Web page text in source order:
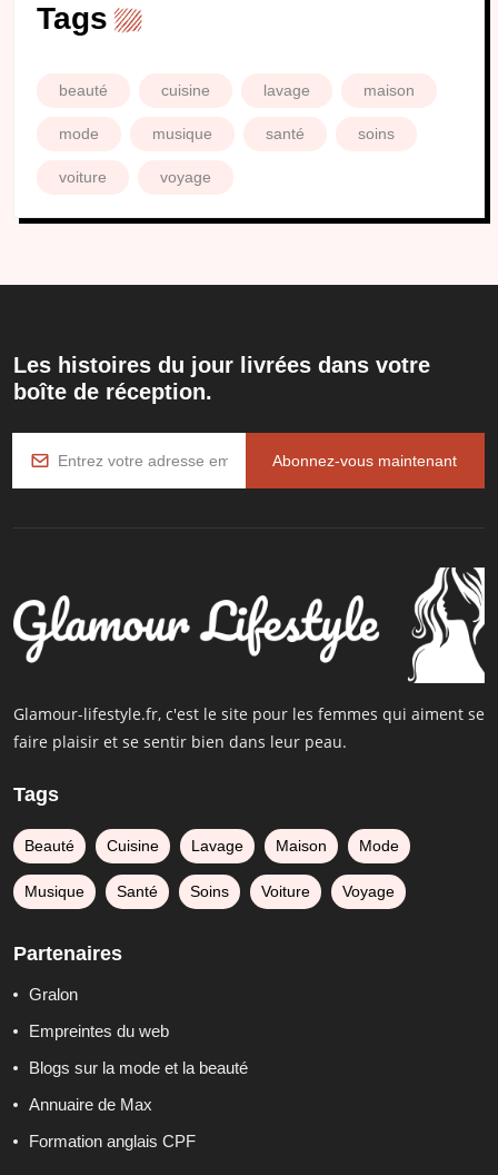
Tags
beauté cuisine lavage maison
mode musique santé soins
voiture voyage
Les histoires du jour livrées dans votre
boîte de réception.
Abonnez-vous maintenant
Glamour-lifestyle.fr, c'est le site pour les femmes qui aiment se
faire plaisir et se sentir bien dans leur peau.
Tags
Beauté Cuisine Lavage Maison Mode
Musique Santé Soins Voiture Voyage
Partenaires
Gralon
Empreintes du web
Blogs sur la mode et la beauté
Annuaire de Max
Formation anglais CPF